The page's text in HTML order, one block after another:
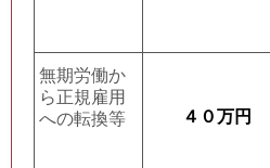
無期労働か
ら正規雇用
への転換等
４０万円